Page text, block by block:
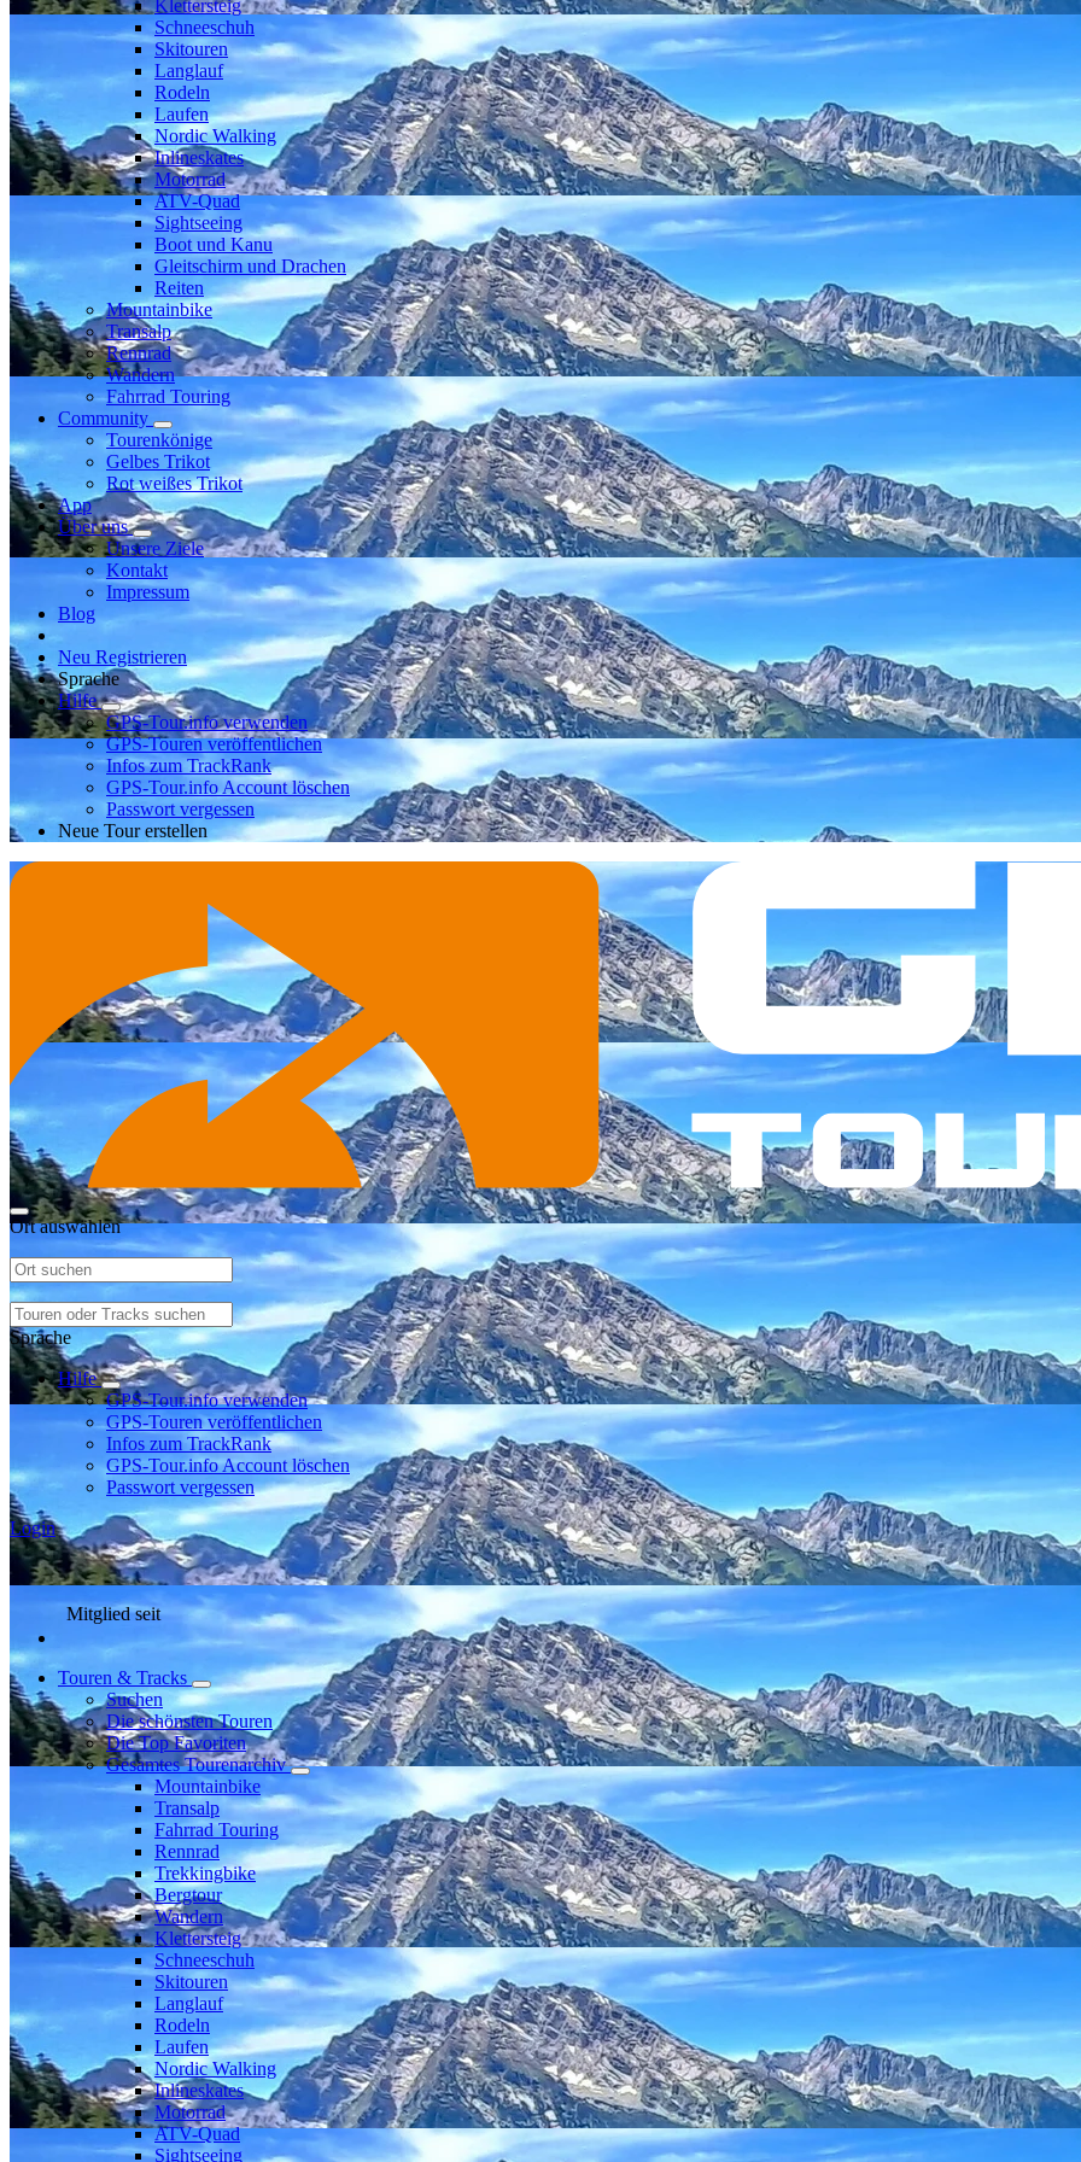
Klettersteig
Schneeschuh
Skitouren
Langlauf
Rodeln
Laufen
Nordic Walking
Inlineskates
Motorrad
ATV-Quad
Sightseeing
Boot und Kanu
Gleitschirm und Drachen
Reiten
Mountainbike
Transalp
Rennrad
Wandern
Fahrrad Touring
Community
Tourenkönige
Gelbes Trikot
Rot weißes Trikot
App
Über uns
Unsere Ziele
Kontakt
Impressum
Blog
Neu Registrieren
Sprache
Hilfe
GPS-Tour.info verwenden
GPS-Touren veröffentlichen
Infos zum TrackRank
GPS-Tour.info Account löschen
Passwort vergessen
Neue Tour erstellen
Ort auswählen
Sprache
Hilfe
GPS-Tour.info verwenden
GPS-Touren veröffentlichen
Infos zum TrackRank
GPS-Tour.info Account löschen
Passwort vergessen
Login
Mitglied seit
Touren & Tracks
Suchen
Die schönsten Touren
Die Top Favoriten
Gesamtes Tourenarchiv
Mountainbike
Transalp
Fahrrad Touring
Rennrad
Trekkingbike
Bergtour
Wandern
Klettersteig
Schneeschuh
Skitouren
Langlauf
Rodeln
Laufen
Nordic Walking
Inlineskates
Motorrad
ATV-Quad
Sightseeing